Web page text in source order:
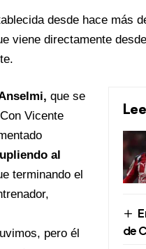
desde hace más
viene directamente
de
que se
Vicente
al
terminando el
pero él